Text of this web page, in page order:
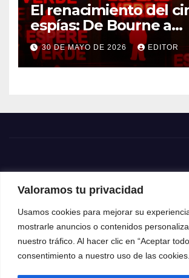
Valoramos tu privacidad
Usamos cookies para mejorar su
mostrarle anuncios o contenidos
nuestro tráfico. Al hacer clic en “Aceptar
consentimiento a nuestro uso de las cookies.
El renacimiento del
espías: De Bourne a
Treadstone
30 DE MAYO DE 2026 EDITOR